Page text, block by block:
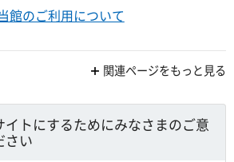
館のご利用について
関連ページをもっと見る
イトにするためにみなさまのご意
さい